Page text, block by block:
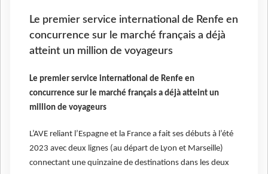
Le premier service international de Renfe en
concurrence sur le marché français a déjà
atteint un million de voyageurs
Le premier service international de Renfe en
concurrence sur le marché français a déjà atteint un
million de voyageurs
L’AVE reliant l’Espagne et la France a fait ses débuts à l’été
2023 avec deux lignes (au départ de Lyon et Marseille)
connectant une quinzaine de destinations dans les deux